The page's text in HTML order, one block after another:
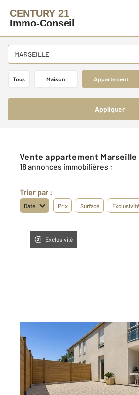
CENTURY 21
Immo-Conseil
MARSEILLE
Tous Maison Appartement
Appliquer
Vente appartement Marseille
18 annonces immobilières :
Trier par :
Date Prix Surface Exclusivité
Exclusivité
MARSEILLE 13013
, 2 pièces
Ref : 10303
Appartement F2 à vendre
175 000 €